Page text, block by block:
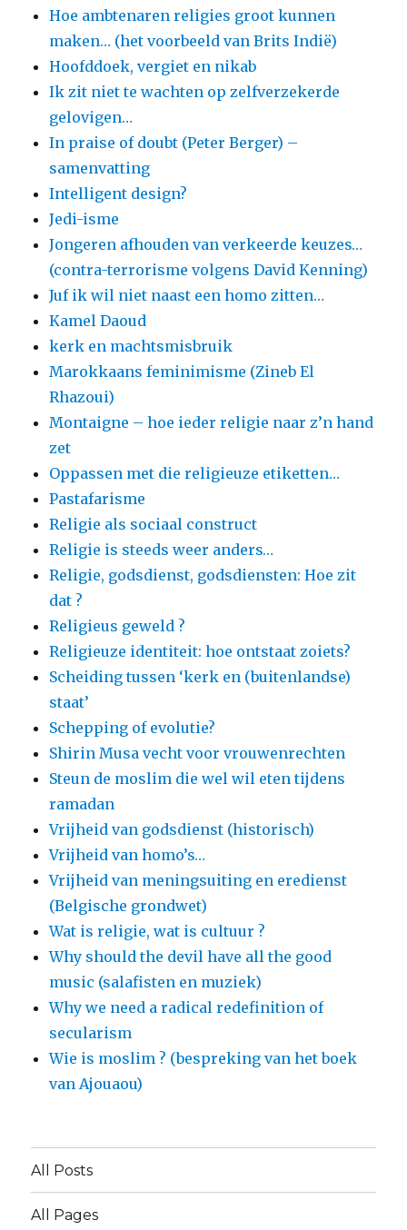
Hoe ambtenaren religies groot kunnen
maken… (het voorbeeld van Brits Indië)
Hoofddoek, vergiet en nikab
Ik zit niet te wachten op zelfverzekerde
gelovigen…
In praise of doubt (Peter Berger) –
samenvatting
Intelligent design?
Jedi-isme
Jongeren afhouden van verkeerde keuzes…
(contra-terrorisme volgens David Kenning)
Juf ik wil niet naast een homo zitten…
Kamel Daoud
kerk en machtsmisbruik
Marokkaans feminimisme (Zineb El
Rhazoui)
Montaigne – hoe ieder religie naar z’n hand
zet
Oppassen met die religieuze etiketten…
Pastafarisme
Religie als sociaal construct
Religie is steeds weer anders…
Religie, godsdienst, godsdiensten: Hoe zit
dat ?
Religieus geweld ?
Religieuze identiteit: hoe ontstaat zoiets?
Scheiding tussen ‘kerk en (buitenlandse)
staat’
Schepping of evolutie?
Shirin Musa vecht voor vrouwenrechten
Steun de moslim die wel wil eten tijdens
ramadan
Vrijheid van godsdienst (historisch)
Vrijheid van homo’s…
Vrijheid van meningsuiting en eredienst
(Belgische grondwet)
Wat is religie, wat is cultuur ?
Why should the devil have all the good
music (salafisten en muziek)
Why we need a radical redefinition of
secularism
Wie is moslim ? (bespreking van het boek
van Ajouaou)
All Posts
All Pages